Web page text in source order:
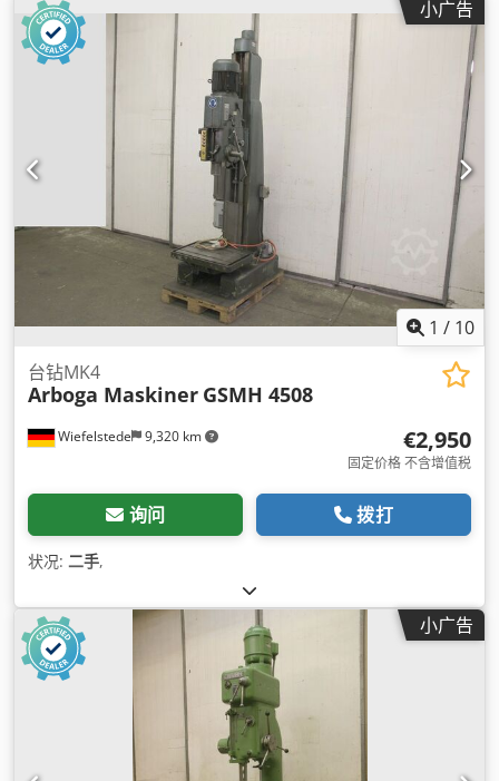
小广告
1 / 10
Wiefelstede 9,320 km
台钻MK4
Arboga Maskiner GSMH 4508
€2,950
固定价格 不含增值税
询问 拨打
状况: 二手,
小广告